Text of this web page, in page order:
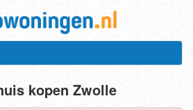
kopen Zwolle